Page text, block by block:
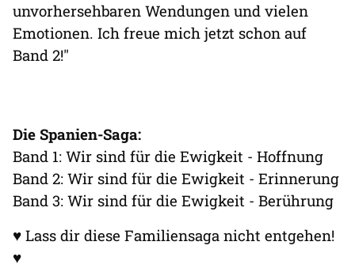
unvorhersehbaren Wendungen und vielen
Emotionen. Ich freue mich jetzt schon auf
Band 2!"
Die Spanien-Saga:
Band 1: Wir sind für die Ewigkeit - Hoffnung
Band 2: Wir sind für die Ewigkeit - Erinnerung
Band 3: Wir sind für die Ewigkeit - Berührung
♥ Lass dir diese Familiensaga nicht entgehen!
♥